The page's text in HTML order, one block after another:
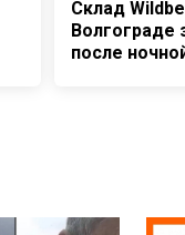
Склад
Волгограде
после